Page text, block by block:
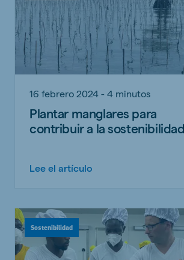
16 febrero 2024 - 4 minutos
Plantar manglares para
contribuir a la sostenibilidad
Lee el artículo
Sostenibilidad